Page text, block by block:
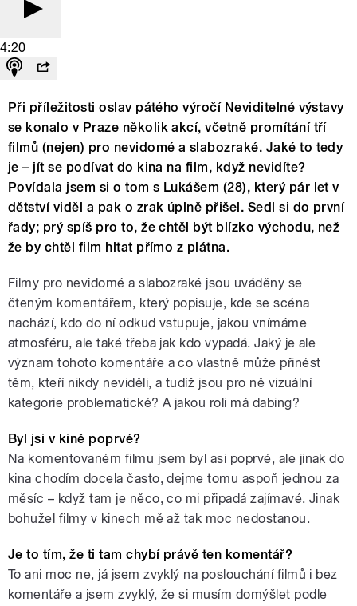
4:20
Při příležitosti oslav pátého výročí Neviditelné výstavy
se konalo v Praze několik akcí, včetně promítání tří
filmů (nejen) pro nevidomé a slabozraké. Jaké to tedy
je – jít se podívat do kina na film, když nevidíte?
Povídala jsem si o tom s Lukášem (28), který pár let v
dětství viděl a pak o zrak úplně přišel. Sedl si do první
řady; prý spíš pro to, že chtěl být blízko východu, než
že by chtěl film hltat přímo z plátna.
Filmy pro nevidomé a slabozraké jsou uváděny se
čteným komentářem, který popisuje, kde se scéna
nachází, kdo do ní odkud vstupuje, jakou vnímáme
atmosféru, ale také třeba jak kdo vypadá. Jaký je ale
význam tohoto komentáře a co vlastně může přinést
těm, kteří nikdy neviděli, a tudíž jsou pro ně vizuální
kategorie problematické? A jakou roli má dabing?
Byl jsi v kině poprvé?
Na komentovaném filmu jsem byl asi poprvé, ale jinak do
kina chodím docela často, dejme tomu aspoň jednou za
měsíc – když tam je něco, co mi připadá zajímavé. Jinak
bohužel filmy v kinech mě až tak moc nedostanou.
Je to tím, že ti tam chybí právě ten komentář?
To ani moc ne, já jsem zvyklý na poslouchání filmů i bez
komentáře a jsem zvyklý, že si musím domýšlet podle